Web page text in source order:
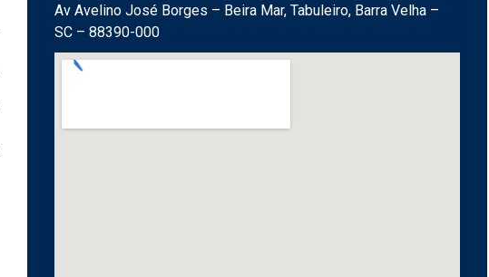
Av Avelino José Borges – Beira Mar, Tabuleiro, Barra Velha –
SC – 88390-000